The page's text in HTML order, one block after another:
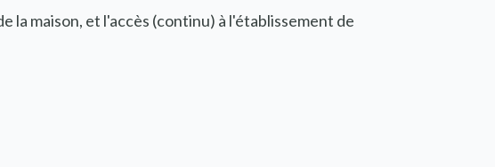
la maison, et l'accès (continu) à l'établissement de